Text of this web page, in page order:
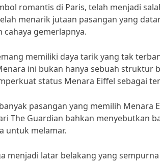
romantis di Paris, telah menjadi
menarik jutaan pasangan yang
cahaya gemerlapnya.
memiliki daya tarik yang tak
ini bukan hanya sebuah struktur
status Menara Eiffel sebagai
pasangan yang memilih
The Guardian bahkan menyebutkan
untuk melamar.
menjadi latar belakang yang